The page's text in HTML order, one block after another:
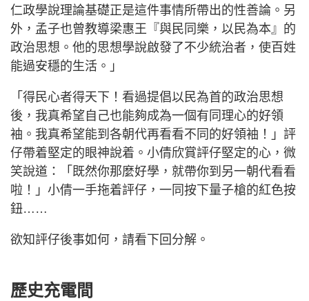
仁政學說理論基礎正是這件事情所帶出的性善論。另
外，孟子也曾教導梁惠王『與民同樂，以民為本』的
政治思想。他的思想學說啟發了不少統治者，使百姓
能過安穩的生活。」
「得民心者得天下！看過提倡以民為首的政治思想
後，我真希望自己也能夠成為一個有同理心的好領
袖。我真希望能到各朝代再看看不同的好領袖！」評
仔帶着堅定的眼神說着。小倩欣賞評仔堅定的心，微
笑說道：「既然你那麼好學，就帶你到另一朝代看看
啦！」小倩一手拖着評仔，一同按下量子槍的紅色按
鈕……
欲知評仔後事如何，請看下回分解。
歷史充電間